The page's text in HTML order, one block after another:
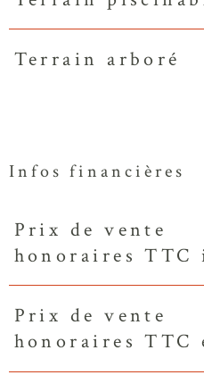
Terrain arboré
Infos financières
Caractéristiques Valeurs
Prix de vente
honoraires TTC
Prix de vente
honoraires TTC